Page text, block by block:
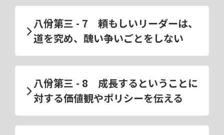
八佾第三 - 7 頼もしいリーダーは、
道を究め、醜い争いごとをしない
八佾第三 - 8 成長するということに
対する価値観やポリシーを伝える